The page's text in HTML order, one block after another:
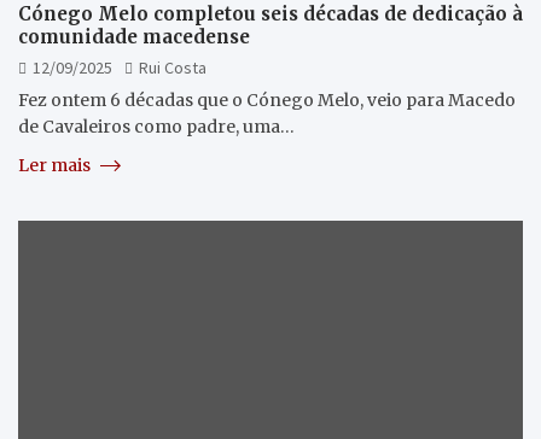
Cónego Melo completou seis décadas de dedicação à
comunidade macedense
12/09/2025
Rui Costa
Fez ontem 6 décadas que o Cónego Melo, veio para Macedo
de Cavaleiros como padre, uma…
Ler mais